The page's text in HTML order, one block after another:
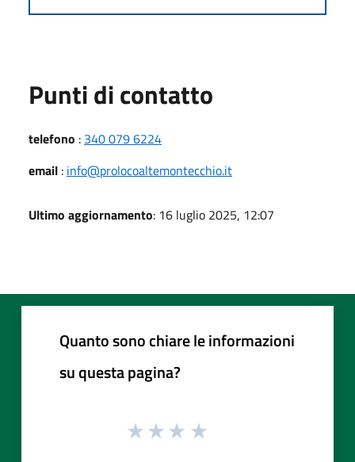
Punti di contatto
telefono : 340 079 6224
email : info@prolocoaltemontecchio.it
Ultimo aggiornamento: 16 luglio 2025, 12:07
Quanto sono chiare le informazioni
su questa pagina?